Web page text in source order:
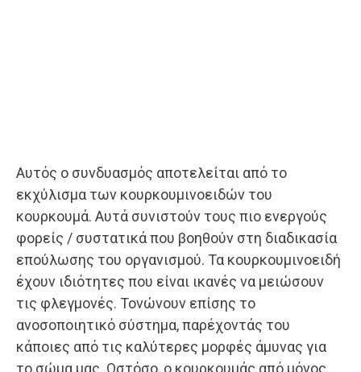
Αυτός ο συνδυασμός αποτελείται από το
εκχύλισμα των κουρκουμινοειδών του
κουρκουμά. Αυτά συνιστούν τους πιο ενεργούς
φορείς / συστατικά που βοηθούν στη διαδικασία
επούλωσης του οργανισμού. Τα κουρκουμινοειδή
έχουν ιδιότητες που είναι ικανές να μειώσουν
τις φλεγμονές. Τονώνουν επίσης το
ανοσοποιητικό σύστημα, παρέχοντάς του
κάποιες από τις καλύτερες μορφές άμυνας για
το σώμα μας. Ωστόσο, ο κουρκουμάς από μόνος